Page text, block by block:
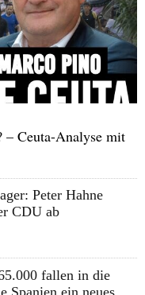
– Ceuta-Analyse mit
Peter Hahne
CDU ab
fallen in die